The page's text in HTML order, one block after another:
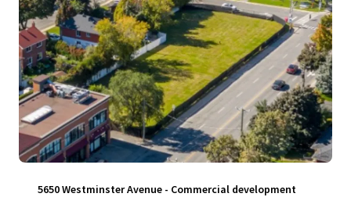
5650 Westminster Avenue - Commercial development